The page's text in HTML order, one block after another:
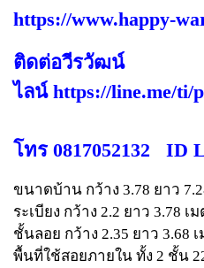
https://www.happy-
ติดต่อวีรวัฒน์
ไลน์ https://line.me/ti/
โทร 0817052132 ID
ขนาดบ้าน กว้าง 3.78 ยาว
ระเบียง กว้าง 2.2 ยาว 3.78 เ
ชั้นลอย กว้าง 2.35 ยาว 3.68
พื้นที่ใช้สอยภายใน ทั้ง 2 ชั้น